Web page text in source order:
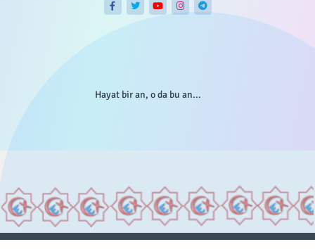
Hayat bir an, o da bu an...